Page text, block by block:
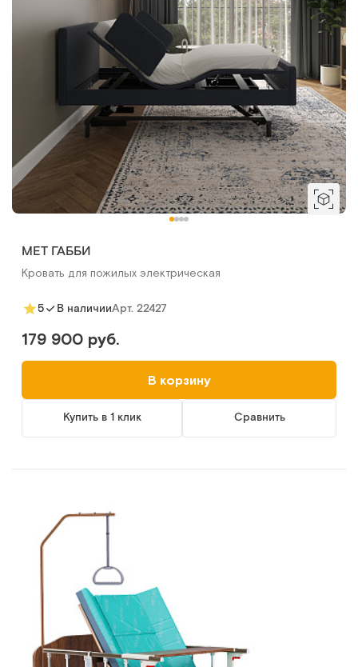
MET ГАББИ
Кровать для пожилых электрическая
5 В наличииАрт. 22427
179 900 руб.
В корзину
Купить в 1 клик Сравнить